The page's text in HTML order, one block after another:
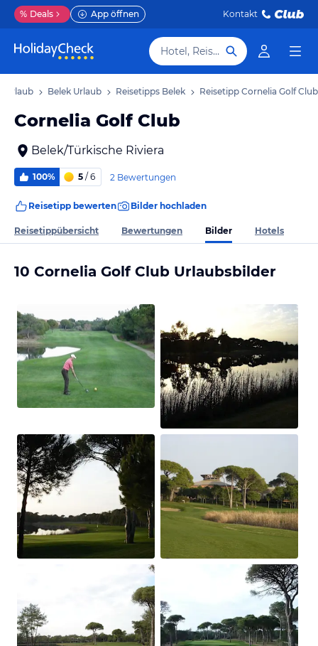
% Deals App öffnen Kontakt
Hotel, Reiseziel
Urlaub Belek Urlaub Reisetipps Belek Reisetipp Cornelia Golf Club
Cornelia Golf Club
Belek/Türkische Riviera
100% 5 / 6 2 Bewertungen
Reisetipp bewerten Bilder hochladen
Reisetippübersicht Bewertungen Bilder Hotels
10 Cornelia Golf Club Urlaubsbilder